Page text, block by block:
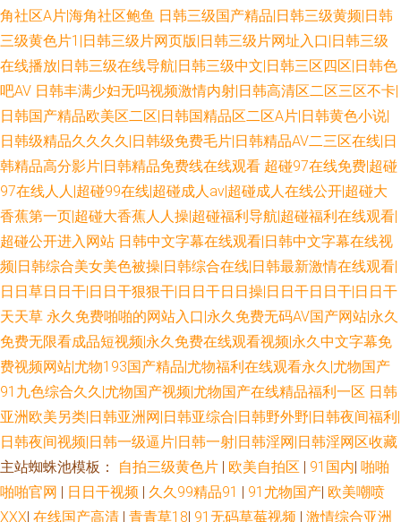
角社区A片|海角社区鲍鱼 日韩三级国产精品|日韩三级黄频|日韩
三级黄色片1|日韩三级片网页版|日韩三级片网址入口|日韩三级
在线播放|日韩三级在线导航|日韩三级中文|日韩三区四区|日韩色
吧AV 日韩丰满少妇无吗视频激情内射|日韩高清区二区三区不卡|
日韩国产精品欧美区二区|日韩国精品区二区A片|日韩黄色小说|
日韩级精品久久久久|日韩级免费毛片|日韩精品AV二三区在线|日
韩精品高分影片|日韩精品免费线在线观看 超碰97在线免费|超碰
97在线人人|超碰99在线|超碰成人av|超碰成人在线公开|超碰大
香蕉第一页|超碰大香蕉人人操|超碰福利导航|超碰福利在线观看|
超碰公开进入网站 日韩中文字幕在线观看|日韩中文字幕在线视
频|日韩综合美女美色被操|日韩综合在线|日韩最新激情在线观看|
日日草日日干|日日干狠狠干|日日干日日操|日日干日日干|日日干
天天草 永久免费啪啪的网站入口|永久免费无码AV国产网站|永久
免费无限看成品短视频|永久免费在线观看视频|永久中文字幕免
费视频网站|尤物193国产精品|尤物福利在线观看永久|尤物国产
91九色综合久久|尤物国产视频|尤物国产在线精品福利一区 日韩
亚洲欧美另类|日韩亚洲网|日韩亚综合|日韩野外野|日韩夜间福利|
日韩夜间视频|日韩一级逼片|日韩一射|日韩淫网|日韩淫网区收藏
主站蜘蛛池模板：
自拍三级黄色片 | 欧美自拍区 | 91国内| 啪啪
啪啪官网 | 日日干视频 | 久久99精品91 | 91尤物国产| 欧美嘲喷
XXX| 在线国产高清 | 青青草18| 91无码草莓视频 | 激情综合亚洲